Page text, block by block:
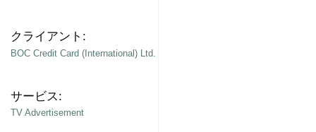
クライアント:
BOC Credit Card (International) Ltd.
サービス:
TV Advertisement